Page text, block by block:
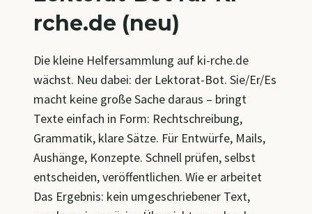
rche.de (neu)
Die kleine Helfersammlung auf ki-rche.de
wächst. Neu dabei: der Lektorat-Bot. Sie/Er/Es
macht keine große Sache daraus – bringt
Texte einfach in Form: Rechtschreibung,
Grammatik, klare Sätze. Für Entwürfe, Mails,
Aushänge, Konzepte. Schnell prüfen, selbst
entscheiden, veröffentlichen. Wie er arbeitet
Das Ergebnis: kein umgeschriebener Text,